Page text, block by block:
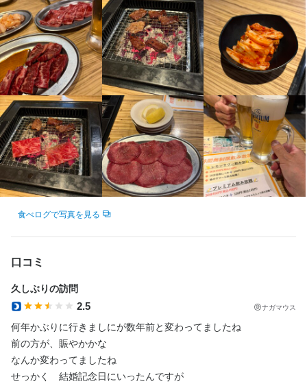
食べログで写真を見る
口コミ
久しぶりの訪問
2.5 ナガマウス
何年かぶりに行きましにが数年前と変わってましたね
前の方が、賑やかかな
なんか変わってましたね
せっかく　結婚記念日にいったんですが
連絡先
078-856-9829
法人名・事業者名
大山絃烈
最終更新日2025/11/07